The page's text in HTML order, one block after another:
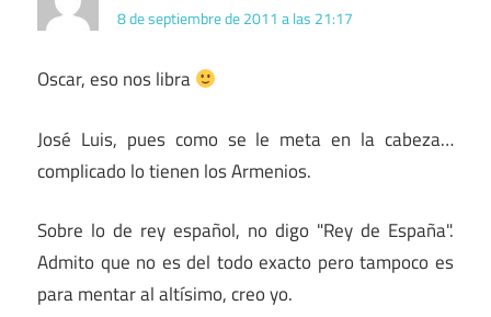
8 de septiembre de 2011 a las 21:17
Oscar, eso nos libra
José Luis, pues como se le meta en la cabeza…
complicado lo tienen los Armenios.
Sobre lo de rey español, no digo "Rey de España".
Admito que no es del todo exacto pero tampoco es
para mentar al altísimo, creo yo.